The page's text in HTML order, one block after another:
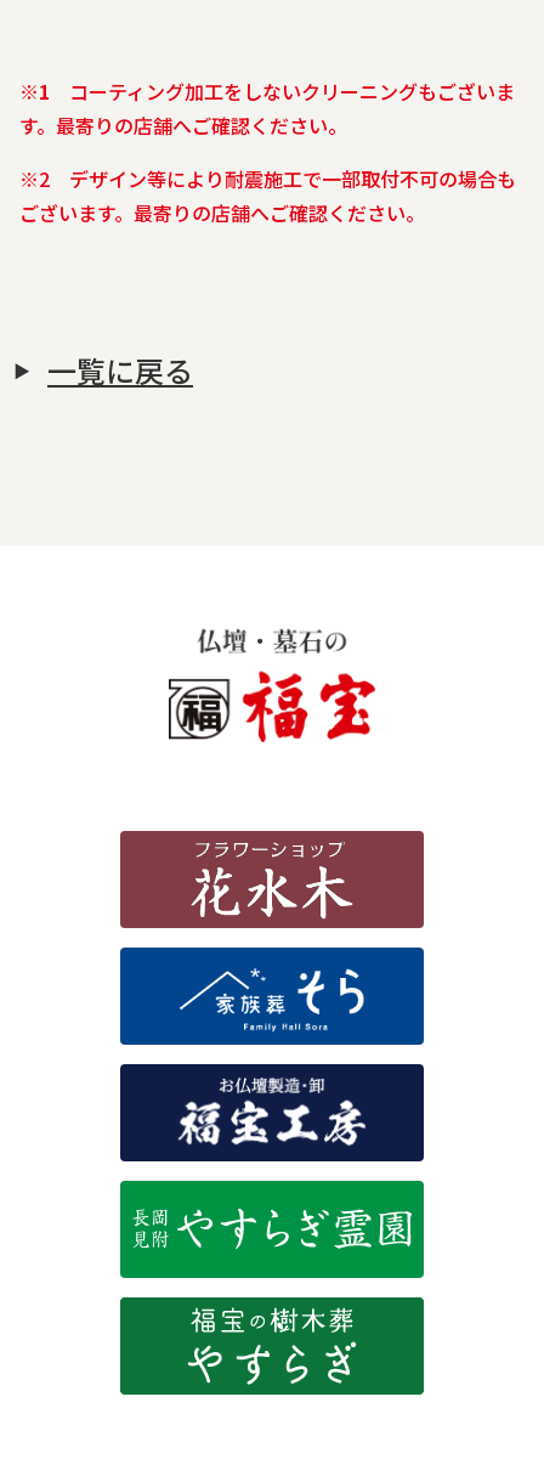
※1 コーティング加工をしないクリーニングもございま
す。最寄りの店舗へご確認ください。
※2 デザイン等により耐震施工で一部取付不可の場合も
ございます。 最寄りの店舗へご確認ください。
一覧に戻る